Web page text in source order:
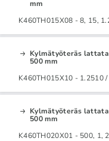
mm
K460TH015X08 - 8, 15,
Kylmätyöteräs
500 mm
K460TH015X10 - 1.2510
Kylmätyöteräs
500 mm
K460TH020X01 - 500, 1,